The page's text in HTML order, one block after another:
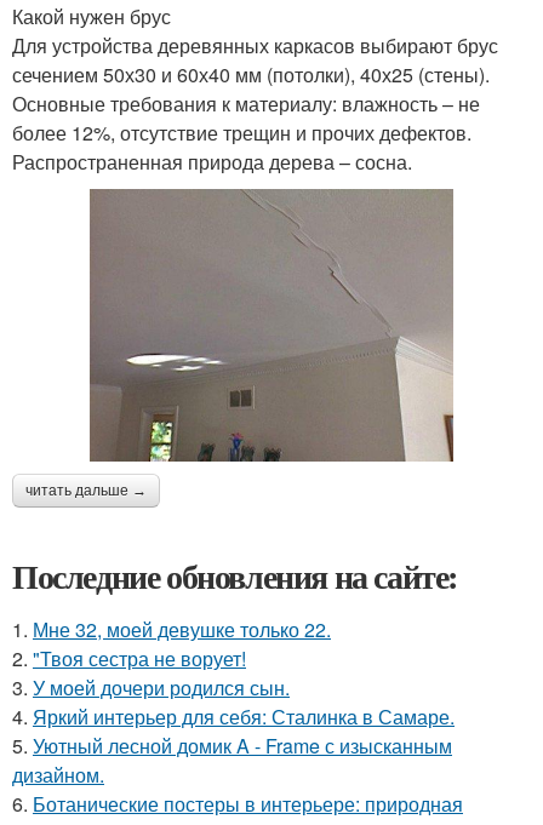
Какой нужен брус
Для устройства деревянных каркасов выбирают брус
сечением 50х30 и 60х40 мм (потолки), 40х25 (стены).
Основные требования к материалу: влажность – не
более 12%, отсутствие трещин и прочих дефектов.
Распространенная природа дерева – сосна.
читать дальше →
Последние обновления на сайте:
1. Мне 32, моей девушке только 22.
2. "Твоя сестра не ворует!
3. У моей дочери родился сын.
4. Яркий интерьер для себя: Сталинка в Самаре.
5. Уютный лесной домик A - Frame с изысканным
дизайном.
6. Ботанические постеры в интерьере: природная